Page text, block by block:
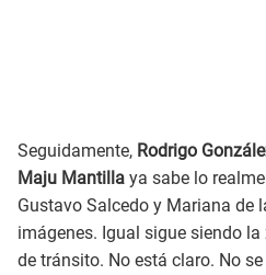
Seguidamente, Rodrigo
Maju Mantilla ya sabe lo
Gustavo Salcedo y Mariana de
imágenes. Igual sigue siendo
de tránsito. No está claro. No